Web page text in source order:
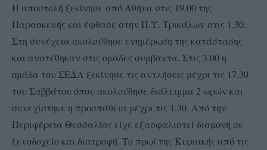
Η αποστολή ξεκίνησε από Αθήνα στις 19.00 της
Παρασκευής και έφθασε στην Π.Υ. Τρικάλων στις 1.30.
Στη συνέχεια ακολούθησε ενημέρωση της κατάστασης
και ανατέθηκαν στις ομάδες συμβάντα. Στις 3.00 η
ομάδα του ΣΕΔΑ ξεκίνησε τις αντλήσεις μέχρι τις 17.30
του Σαββάτου όπου ακολούθησε διάλειμμα 2 ωρών και
συνεχίστηκε η προσπάθεια μέχρι τις 1.30. Από την
Περιφέρεια Θεσσαλίας είχε εξασφαλιστεί διαμονή σε
ξενοδοχείο και διατροφή. Το πρωί της Κυριακής από τις